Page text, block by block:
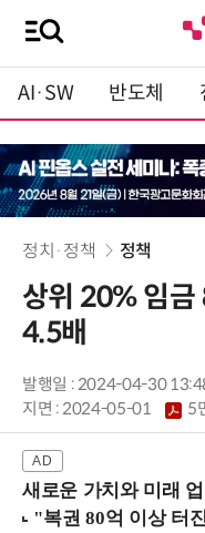
AI·SW 반도체
정치·정책 정책
상위 20% 임
4.5배
발행일 : 2024-04-30
지면 :2024-05-01 5
새로운 가치와 미래 업무 환경을 조